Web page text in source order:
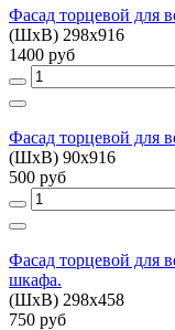
Фасад торцевой для
(ШхВ) 298х916
1400 руб
Фасад торцевой для
(ШхВ) 90х916
500 руб
Фасад торцевой для
шкафа.
(ШхВ) 298х458
750 руб